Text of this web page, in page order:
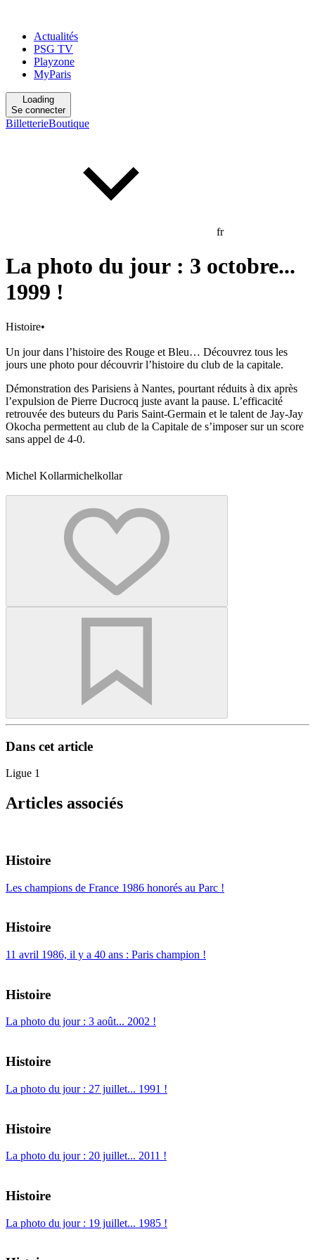
Actualités
PSG TV
Playzone
MyParis
Loading
Se connecter
BilletterieBoutique
fr
La photo du jour : 3 octobre...
1999 !
Histoire•
Un jour dans l’histoire des Rouge et Bleu… Découvrez tous les
jours une photo pour découvrir l’histoire du club de la capitale.
Démonstration des Parisiens à Nantes, pourtant réduits à dix après
l’expulsion de Pierre Ducrocq juste avant la pause. L’efficacité
retrouvée des buteurs du Paris Saint-Germain et le talent de Jay-Jay
Okocha permettent au club de la Capitale de s’imposer sur un score
sans appel de 4-0.
Michel Kollarmichelkollar
Dans cet article
Ligue 1
Articles associés
Histoire
Les champions de France 1986 honorés au Parc !
Histoire
11 avril 1986, il y a 40 ans : Paris champion !
Histoire
La photo du jour : 3 août... 2002 !
Histoire
La photo du jour : 27 juillet... 1991 !
Histoire
La photo du jour : 20 juillet... 2011 !
Histoire
La photo du jour : 19 juillet... 1985 !